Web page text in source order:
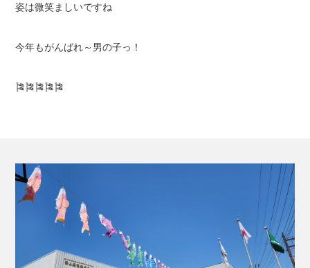
姿は微笑ましいですね
今年もがんばれ～男の子っ！
🎏🎏🎏🎏🎏